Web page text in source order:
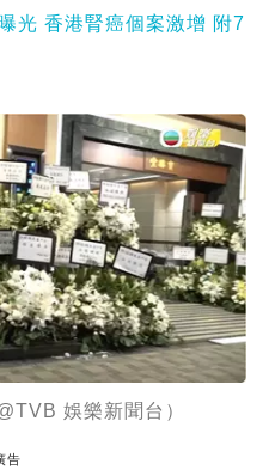
光 香港腎癌個案激增 附7
娛樂新聞台）
告